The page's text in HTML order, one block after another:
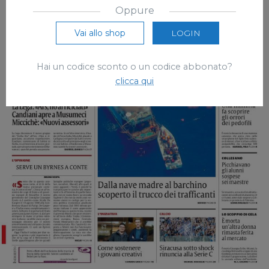
Oppure
Vai allo shop LOGIN
Hai un codice sconto o un codice abbonato?
clicca qui